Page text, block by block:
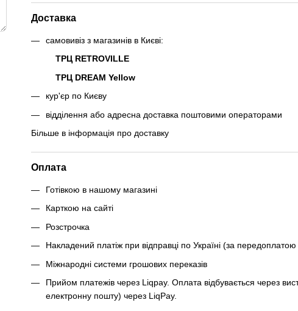
Доставка
самовивіз з магазинів в Києві:
ТРЦ RETROVILLE
ТРЦ DREAM Yellow
кур'єр по Києву
відділення або адресна доставка поштовими операторами
Більше в інформація про доставку
Оплата
Готівкою в нашому магазині
Карткою на сайті
Розстрочка
Накладений платіж при відправці по Україні (за
Міжнародні системи грошових переказів
Прийом платежів через Liqpay. Оплата відбувається через
електронну пошту) через LiqPay.